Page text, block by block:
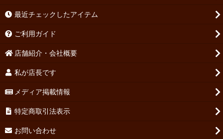
最近チェックしたアイテム
ご利用ガイド
店舗紹介・会社概要
私が店長です
メディア掲載情報
特定商取引法表示
お問い合わせ